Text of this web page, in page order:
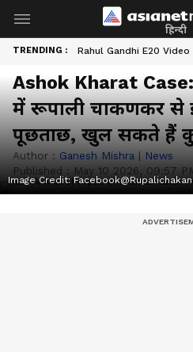
हिन्दी
TRENDING : Rahul Gandhi E20 Video
Ashok Kharat
में रूपाली चाकणकर से
पूछताछ, खुल सकते हैं
Author : Ganesh Mishra | News
Published : May 10 2026, 09:57
Image Credit: